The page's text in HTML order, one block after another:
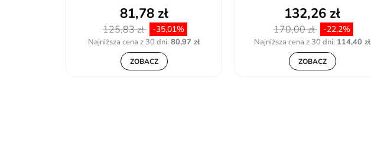
81,78 zł
125,83 zł -35,01%
Najniższa cena z 30 dni:80,97 zł
ZOBACZ
132,26 zł
170,00 zł -22,2%
Najniższa cena z 30 dni: 114,40 zł
ZOBACZ